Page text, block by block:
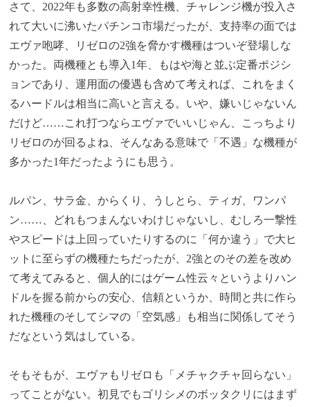
さて、2022年も多数の高射幸性機、チャレンジ機が投入さ
れて大いに沸いたパチンコ市場だったが、支持率の面では
エヴァ咆哮、リゼロの2強を脅かす機種はついぞ登場しな
かった。両機種とも導入1年、もはや海と並ぶ定番ポジシ
ョンであり、運用面の優遇も含めて考えれば、これをまく
るハードルは相当に高いと言える。いや、嫌いじゃないん
だけど……これ打つならエヴァでいいじゃん、こっちより
リゼロのが回るよね、そんなある意味で「不遇」な機種が
多かった1年だったようにも思う。
ルパン、サラ金、からくり、うしとら、ティガ、ワンパ
ン……、どれもつまんないわけじゃないし、むしろ一撃性
やスピードは上回っていたりするのに「何か違う」で大ヒ
ットに至らずの機種たちだったが、2強とのその差を改め
て考えてみると、個人的にはゲーム性云々というよりハン
ドルを握る前からの安心、信頼というか、時間と共に作ら
れた機種のそしてシマの「空気感」も相当に関係してそう
だなという気はしている。
そもそもが、エヴァもリゼロも「メチャクチャ回らない」
ってことがない。初見でもゴリシメのボッタクリにはまず